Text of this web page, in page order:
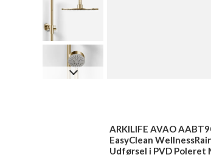
ARKILIFE AVAO
EasyClean
Udførsel i PVD Poleret